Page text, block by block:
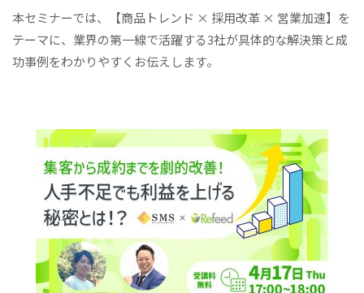
本セミナーでは、【商品トレンド × 採用改革 × 営業加速】を
テーマに、業界の第一線で活躍する3社が具体的な解決策と成
功事例をわかりやすくお伝えします。